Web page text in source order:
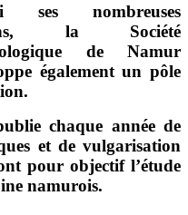
ses nombreuses
la Société
de Namur
également un pôle
chaque année de
et de vulgarisation
pour objectif l’étude
namurois.